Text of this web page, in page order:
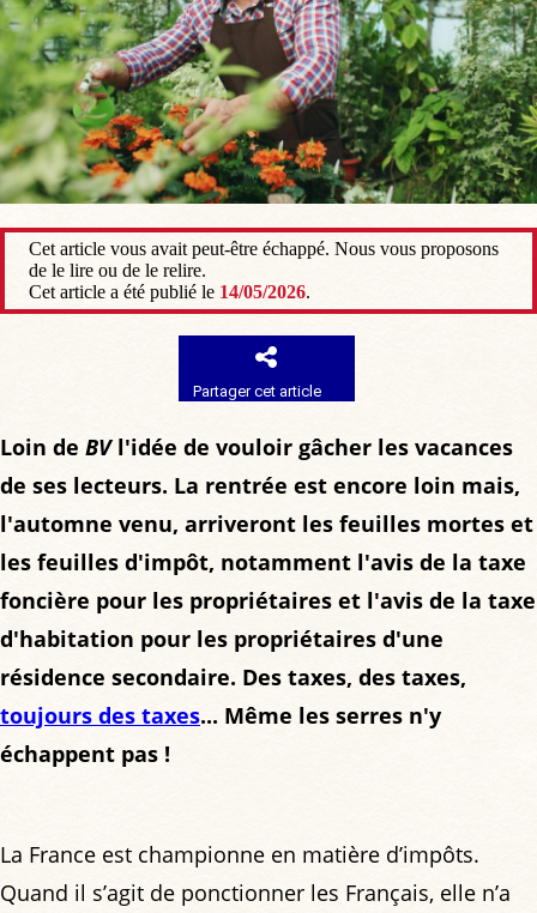
Cet article vous avait peut-être échappé. Nous vous proposons
de le lire ou de le relire.
Cet article a été publié le 14/05/2026.
Partager cet article
Loin de BVl'idée de vouloir gâcher les vacances
de ses lecteurs. La rentrée est encore loin mais,
l'automne venu, arriveront les feuilles mortes et
les feuilles d'impôt, notamment l'avis de la taxe
foncière pour les propriétaires et l'avis de la taxe
d'habitation pour les propriétaires d'une
résidence secondaire. Des taxes, des taxes,
toujours des taxes... Même les serres n'y
échappent pas !
La France est championne en matière d’impôts.
Quand il s’agit de ponctionner les Français, elle n’a